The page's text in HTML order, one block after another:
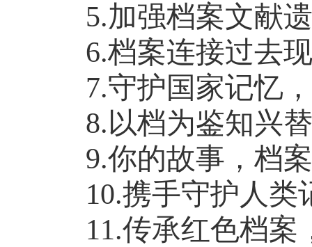
5.加强档案文献
6.档案连接过去
7.守护国家记忆
8.以档为鉴知兴
9.你的故事，档
10.携手守护人类
11.传承红色档案